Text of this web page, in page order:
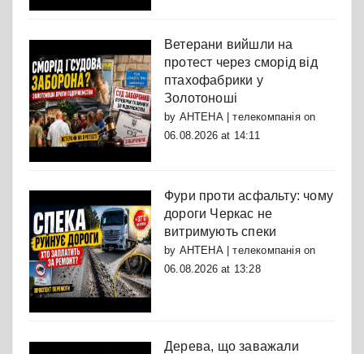
Ветерани вийшли на
протест через сморід від
птахофабрики у
Золотоноші
by АНТЕНА | телекомпаніяon
06.08.2026 at 14:11
Фури проти асфальту: чому
дороги Черкас не
витримують спеки
by АНТЕНА | телекомпаніяon
06.08.2026 at 13:28
Дерева, що заважали